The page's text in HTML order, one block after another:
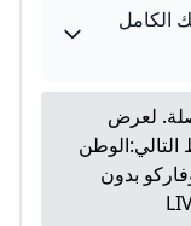
الكامل
لعرض
الوطن
بدون